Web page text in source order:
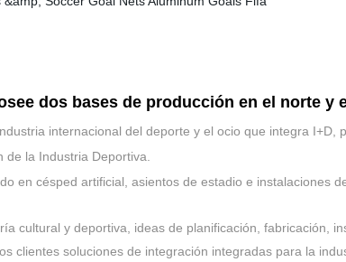
dos bases de producción en el norte y
internacional del deporte y el ocio que integra
la Industria Deportiva.
en césped artificial, asientos de estadio e instalaciones
cultural y deportiva, ideas de planificación, fabricación,
clientes soluciones de integración integradas para la